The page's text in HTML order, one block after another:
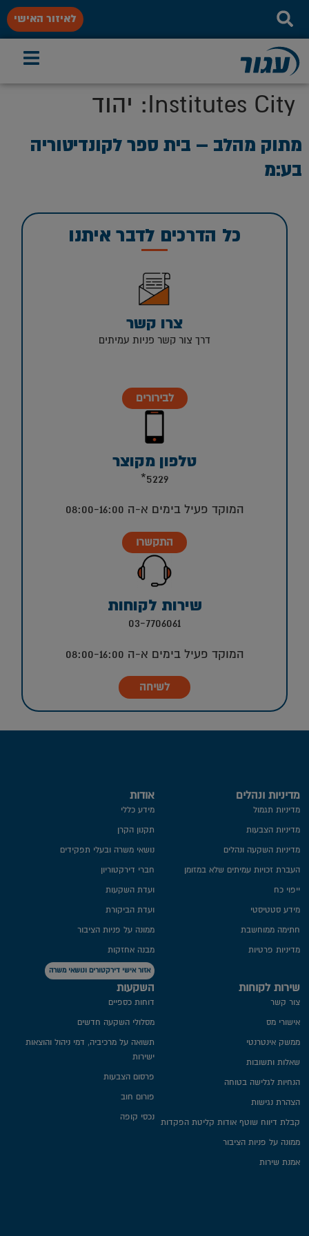
לאיזור האישי
Institutes City: יהוד
מתוק מהלב – בית ספר לקונדיטוריה
בע:מ
כל הדרכים לדבר איתנו
צרו קשר
דרך צור קשר פניות עמיתים
לבירורים
טלפון מקוצר
5229*
המוקד פעיל בימים א-ה 08:00-16:00
התקשרו
שירות לקוחות
03-7706061
המוקד פעיל בימים א-ה 08:00-16:00
לשיחה
אודות
מידע כללי
תקנון הקרן
נושאי משרה ובעלי תפקידים
חברי דירקטוריון
ועדת השקעות
ועדת הביקורת
ממונה על פניות הציבור
מבנה אחזקות
אזור אישי דירקטורים ונושאי משרה
מדיניות ונהלים
מדיניות תגמול
מדיניות הצבעות
מדיניות השקעה ונהלים
העברת זכויות עמיתים שלא במזומן
ייפוי כח
מידע סטטיסטי
חתימה ממוחשבת
מדיניות פרטיות​
השקעות
דוחות כספיים
מסלולי השקעה חדשים
תשואה על מרכיביה, דמי ניהול והוצאות
ישירות
פרסום הצבעות
פורום חוב
נכסי קופה
שירות לקוחות
צור קשר
אישורי מס
ממשק אינטרנטי
שאלות ותשובות
הנחיות לגלישה בטוחה
הצהרת נגישות
קבלת דיווח שוטף אודות קליטת הפקדות
ממונה על פניות הציבור
אמנת שירות